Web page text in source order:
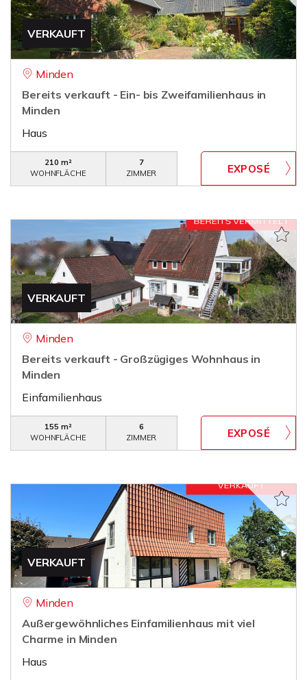
VERKAUFT
Minden
Bereits verkauft - Ein- bis Zweifamilienhaus in
Minden
Haus
210 m²
WOHNFLÄCHE
7
ZIMMER
VERKAUFT
Minden
Bereits verkauft - Großzügiges Wohnhaus in
Minden
Einfamilienhaus
155 m²
WOHNFLÄCHE
6
ZIMMER
VERKAUFT
Minden
Außergewöhnliches Einfamilienhaus mit viel
Charme in Minden
Haus